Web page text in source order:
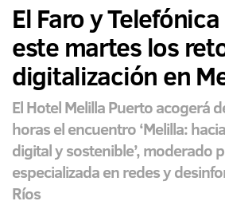
El Faro y
este martes los
digitalización en
El Hotel Melilla Puerto acogerá
horas el encuentro ‘Melilla:
digital y sostenible’, moderado
especializada en redes y
Ríos